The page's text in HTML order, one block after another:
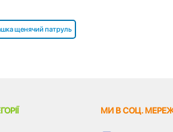
щенячий патруль
МИ В СОЦ.